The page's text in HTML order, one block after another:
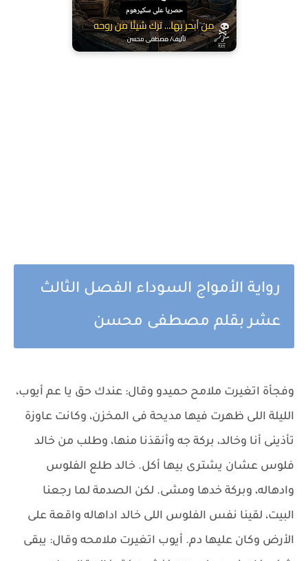
رواية الأمواج السوداء الفصل الثالث
عشر بقلم مصطفى محسن
وفجأة اتغيرت ملامح حميدو وقال: عندك حق يا عم أيوب،
الليلة اللى ظهرت فيها مديحة فى المخزن، وكانت عاوزة
تأذينى أنا وخالد، بركة جه وأنقذنا منها، وطلب من خالد
فلوس عشان يشترى بيها أكل. خالد طلع الفلوس
وادهاله، وبركة خدها ومشى. لكن الصدمة لما رجعنا
البيت، لقينا نفس الفلوس اللى خالد اداهاله واقعة على
الأرض وكان عليها دم. أيوب اتغيرت ملامحه وقال: يبقى